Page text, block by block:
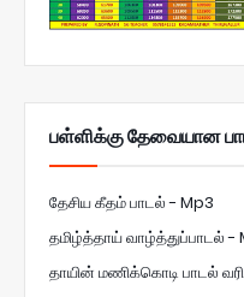
பள்ளிக்கு தேவையான
தேசிய கீதம் பாடல் - Mp3
தமிழ்த்தாய் வாழ்த்துப்பாடல் -
தாயின் மணிக்கொடி பாடல்